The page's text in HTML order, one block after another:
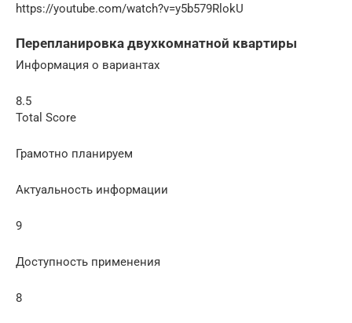
https://youtube.com/watch?v=y5b579RlokU
Перепланировка двухкомнатной квартиры
Информация о вариантах
8.5
Total Score
Грамотно планируем
Актуальность информации
9
Доступность применения
8